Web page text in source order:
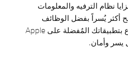
نظام الترفيه والمعلومات
أكثر يُسراً بفضل الوظائف
المتقدمة لأحدث نظام تشغيل iDrive. يمكنك الاستمتاع بتطبيقاتك المُفضلة على Apple